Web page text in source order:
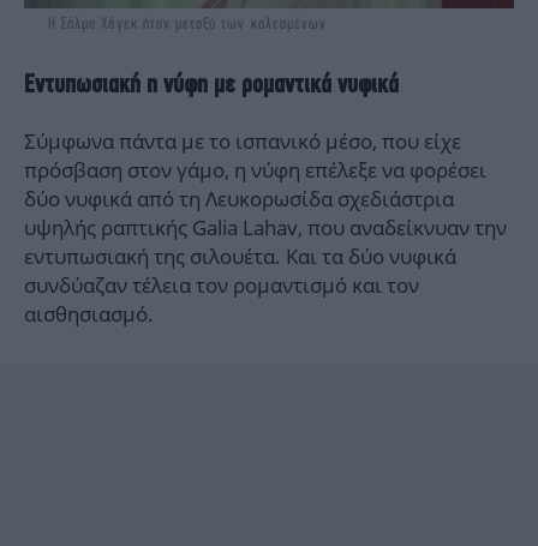
Η Σάλμα Χάγεκ ήταν μεταξύ των καλεσμένων
Εντυπωσιακή η νύφη με ρομαντικά νυφικά
Σύμφωνα πάντα με το ισπανικό μέσο, που είχε
πρόσβαση στον γάμο, η νύφη επέλεξε να φορέσει
δύο νυφικά από τη Λευκορωσίδα σχεδιάστρια
υψηλής ραπτικής Galia Lahav, που αναδείκνυαν την
εντυπωσιακή της σιλουέτα. Και τα δύο νυφικά
συνδύαζαν τέλεια τον ρομαντισμό και τον
αισθησιασμό.